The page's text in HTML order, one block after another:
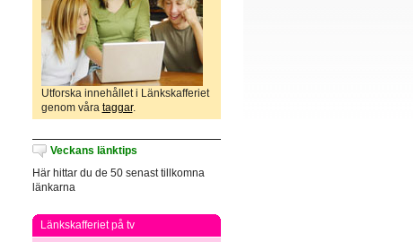
Utforska innehållet i Länkskafferiet
genom våra taggar.
Veckans länktips
Här hittar du de 50 senast tillkomna
länkarna
Länkskafferiet på tv